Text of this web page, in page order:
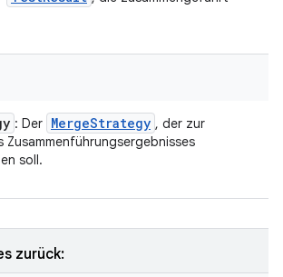
: Der MergeStrategy , der zur
Zusammenführungsergebnisses
soll.
zurück: